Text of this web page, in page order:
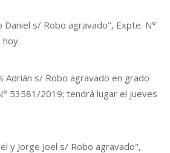
Daniel s/ Robo agravado", Expte. N°
Adrián s/ Robo agravado en grado
53581/2019; tendrá lugar el jueves
y Jorge Joel s/ Robo agravado",